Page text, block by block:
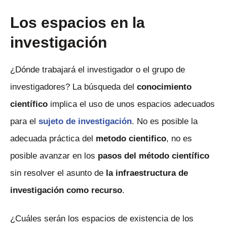
Los espacios en la
investigación
¿Dónde trabajará el investigador o el grupo de
investigadores? La búsqueda del conocimiento
científico implica el uso de unos espacios adecuados
para el sujeto de investigación. No es posible la
adecuada práctica del metodo cientifico, no es
posible avanzar en los pasos del método científico
sin resolver el asunto de la infraestructura de
investigación como recurso.
¿Cuáles serán los espacios de existencia de los